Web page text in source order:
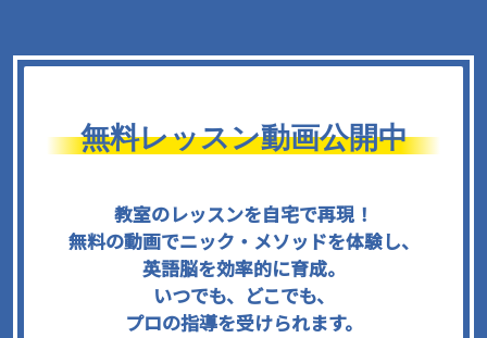
無料レッスン動画公開中
教室のレッスンを自宅で再現！
無料の動画でニック・メソッドを体験し、
英語脳を効率的に育成。
いつでも、どこでも、
プロの指導を受けられます。